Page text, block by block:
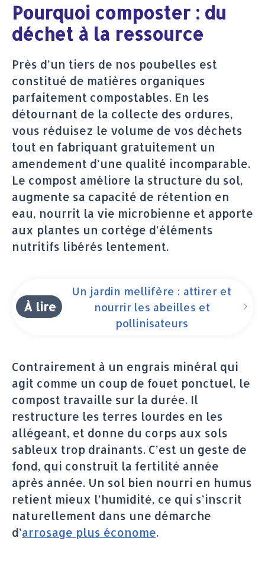
Pourquoi composter : du
déchet à la ressource
Près d’un tiers de nos poubelles est
constitué de matières organiques
parfaitement compostables. En les
détournant de la collecte des ordures,
vous réduisez le volume de vos déchets
tout en fabriquant gratuitement un
amendement d’une qualité incomparable.
Le compost améliore la structure du sol,
augmente sa capacité de rétention en
eau, nourrit la vie microbienne et apporte
aux plantes un cortège d’éléments
nutritifs libérés lentement.
À lire
Un jardin mellifère : attirer et
nourrir les abeilles et
pollinisateurs
Contrairement à un engrais minéral qui
agit comme un coup de fouet ponctuel, le
compost travaille sur la durée. Il
restructure les terres lourdes en les
allégeant, et donne du corps aux sols
sableux trop drainants. C’est un geste de
fond, qui construit la fertilité année
après année. Un sol bien nourri en humus
retient mieux l’humidité, ce qui s’inscrit
naturellement dans une démarche
d’arrosage plus économe.